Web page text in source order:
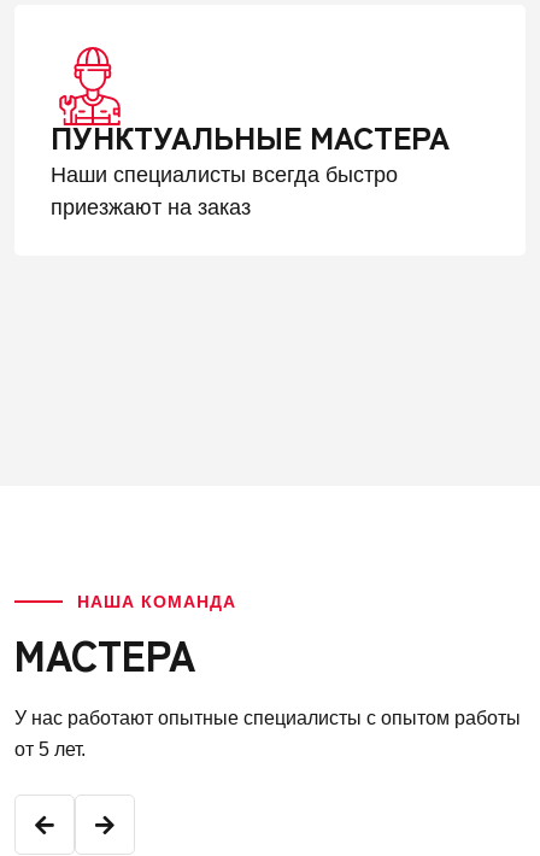
ПУНКТУАЛЬНЫЕ МАСТЕРА
Наши специалисты всегда быстро
приезжают на заказ
НАША КОМАНДА
МАСТЕРА
У нас работают опытные специалисты с опытом работы
от 5 лет.